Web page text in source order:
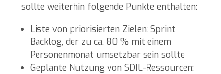
sollte weiterhin folgende Punkte enthalten:
Liste von priorisierten Zielen: Sprint
Backlog, der zu ca. 80 % mit einem
Personenmonat umsetzbar sein sollte
Geplante Nutzung von SDIL-Ressourcen: